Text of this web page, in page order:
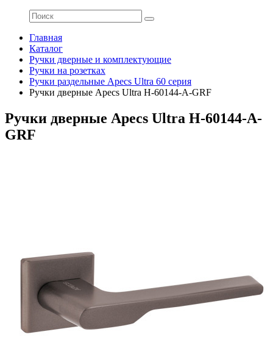
Главная
Каталог
Ручки дверные и комплектующие
Ручки на розетках
Ручки раздельные Apecs Ultra 60 серия
Ручки дверные Apecs Ultra H-60144-A-GRF
Ручки дверные Apecs Ultra H-60144-A-
GRF